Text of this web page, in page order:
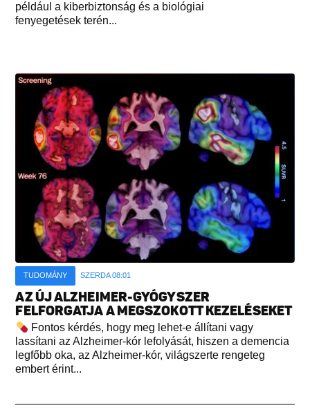
például a kiberbiztonság és a biológiai
fenyegetések terén...
TUDOMÁNY SZERDA 08:01
AZ ÚJ ALZHEIMER-GYÓGYSZER
FELFORGATJA A MEGSZOKOTT KEZELÉSEKET
Fontos kérdés, hogy meg lehet-e állítani vagy
lassítani az Alzheimer-kór lefolyását, hiszen a demencia
legfőbb oka, az Alzheimer-kór, világszerte rengeteg
embert érint...